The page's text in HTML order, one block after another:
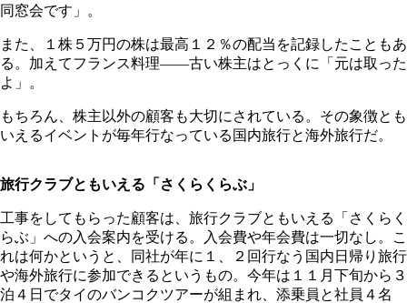
同窓会です」。
また、１株５万円の株は最高１２％の配当を記録したこともあ
る。加えてフランス料理――古い株主はとっくに「元は取った
よ」。
もちろん、株主以外の顧客も大切にされている。その象徴とも
いえるイベントが毎年行なっている国内旅行と海外旅行だ。
旅行クラブともいえる「さくらくらぶ」
工事をしてもらった顧客は、旅行クラブともいえる「さくらく
らぶ」への入会案内を受ける。入会費や年会費は一切なし。こ
れは何かというと、同社が年に１、２回行なう国内日帰り旅行
や海外旅行に参加できるというもの。今年は１１月下旬から３
泊４日でタイのバンコクツアーが組まれ、添乗員と社員４名